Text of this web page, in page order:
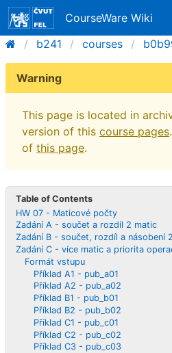
CourseWare Wiki
b241
courses
Warning
This page is located in
version of this course pages
of this page.
Table of Contents
HW 07 - Maticové počty
Zadání A - součet a rozdíl 2 matic
Zadání B - součet, rozdíl a násobení
Zadání C - více matic a priorita
Formát vstupu
Příklad A1 - pub_a01
Příklad A2 - pub_a02
Příklad B1 - pub_b01
Příklad B2 - pub_b02
Příklad C1 - pub_c01
Příklad C2 - pub_c02
Příklad C3 - pub_c03